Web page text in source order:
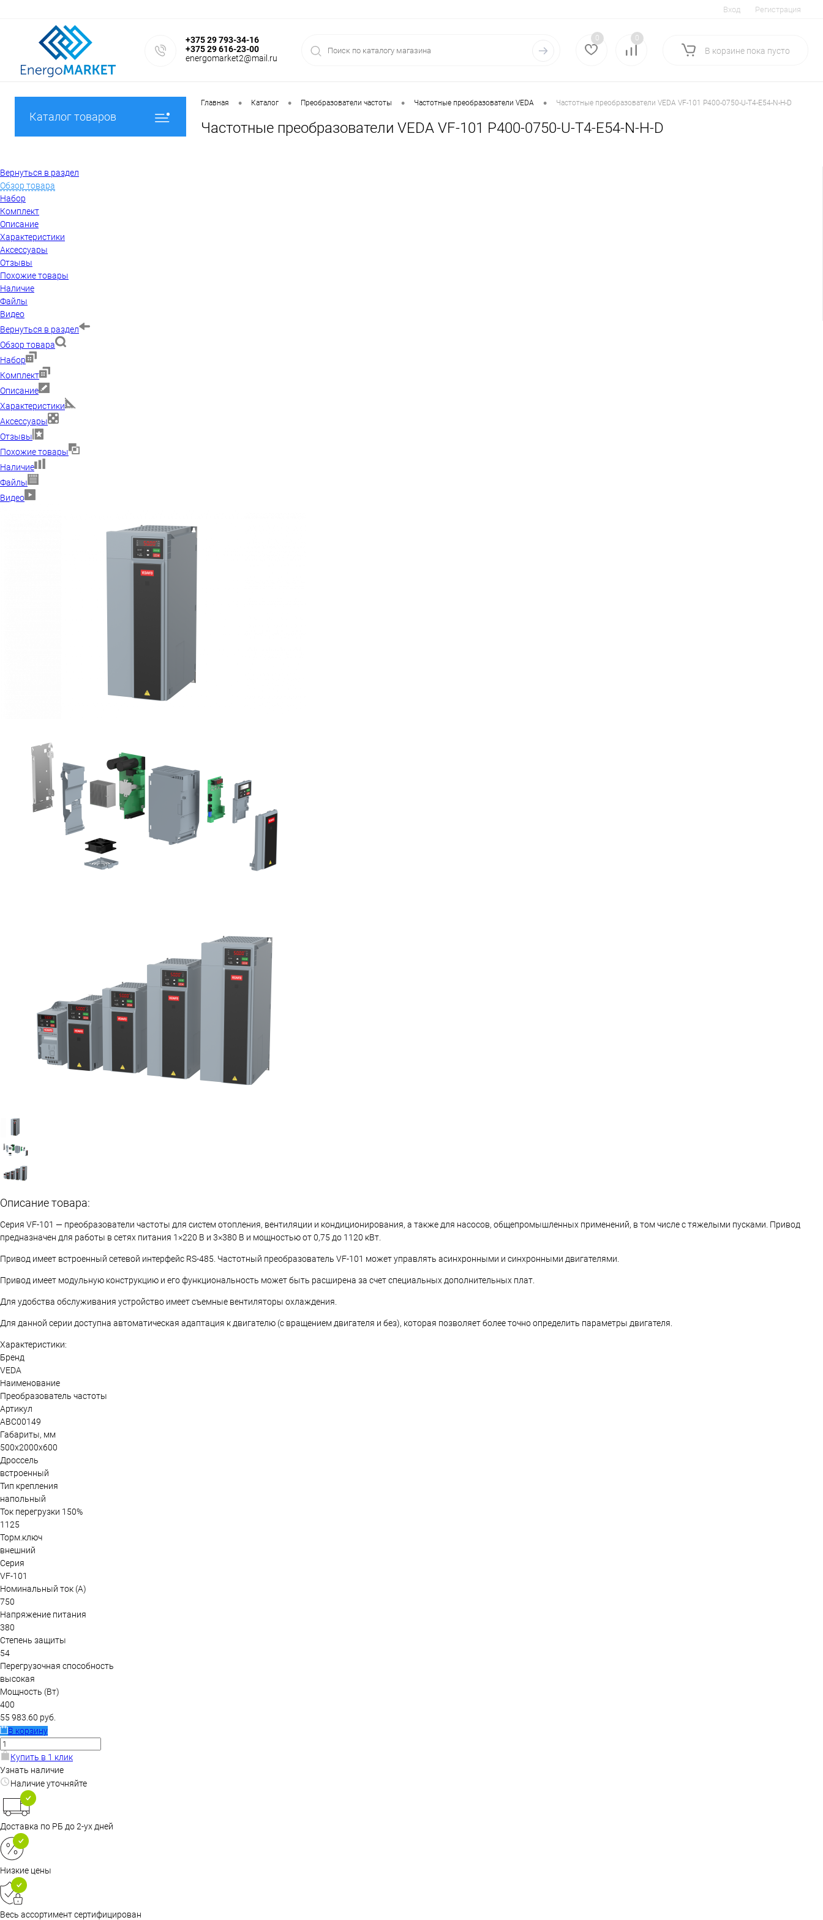
Вход Регистрация
+375 29 793-34-16
+375 29 616-23-00
energomarket2@mail.ru
0 0
В корзине пока пусто
Каталог товаров
Главная • Каталог • Преобразователи частоты • Частотные преобразователи VEDA • Частотные преобразователи VEDA VF-101 P400-0750-U-T4-E54-N-H-D
Частотные преобразователи VEDA VF-101 P400-0750-U-T4-E54-N-H-D
Вернуться в раздел
Обзор товара
Набор
Комплект
Описание
Характеристики
Аксессуары
Отзывы
Похожие товары
Наличие
Файлы
Видео
Вернуться в раздел
Обзор товара
Набор
Комплект
Описание
Характеристики
Аксессуары
Отзывы
Похожие товары
Наличие
Файлы
Видео
Описание товара:
Серия VF-101 — преобразователи частоты для систем отопления, вентиляции и кондиционирования, а также для насосов, общепромышленных применений, в том числе с тяжелыми пусками. Привод
предназначен для работы в сетях питания 1×220 В и 3×380 В и мощностью от 0,75 до 1120 кВт.
Привод имеет встроенный сетевой интерфейс RS-485. Частотный преобразователь VF-101 может управлять асинхронными и синхронными двигателями.
Привод имеет модульную конструкцию и его функциональность может быть расширена за счет специальных дополнительных плат.
Для удобства обслуживания устройство имеет съемные вентиляторы охлаждения.
Для данной серии доступна автоматическая адаптация к двигателю (с вращением двигателя и без), которая позволяет более точно определить параметры двигателя.
Характеристики:
Бренд
VEDA
Наименование
Преобразователь частоты
Артикул
ABC00149
Габариты, мм
500х2000х600
Дроссель
встроенный
Тип крепления
напольный
Ток перегрузки 150%
1125
Торм.ключ
внешний
Серия
VF-101
Номинальный ток (А)
750
Напряжение питания
380
Степень защиты
54
Перегрузочная способность
высокая
Мощность (Вт)
400
55 983.60 руб.
В корзину
Купить в 1 клик
Узнать наличие
Наличие уточняйте
Доставка по РБ до 2-ух дней
Низкие цены
Весь ассортимент сертифицирован